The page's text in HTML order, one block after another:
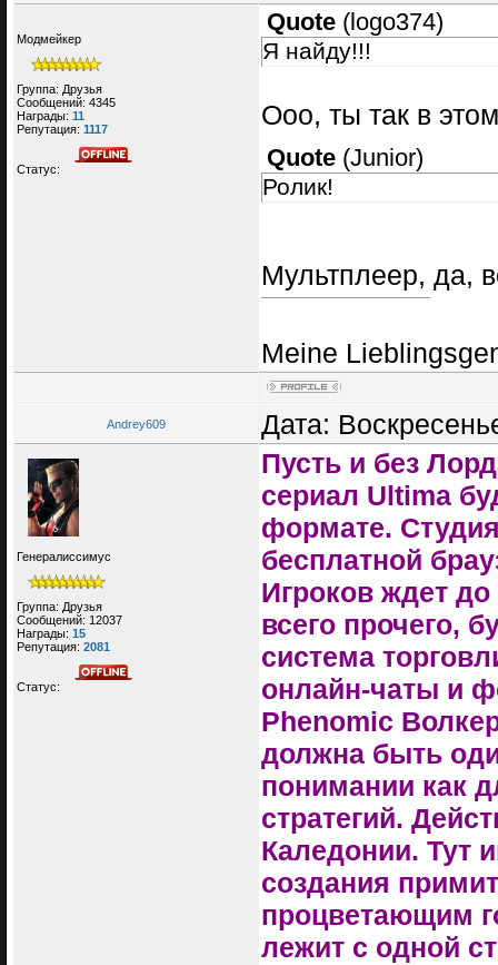
Модмейкер
Группа: Друзья
Сообщений: 4345
Награды: 11
Репутация: 1117
Статус:
Quote ( logo374)
Я найду!!!
Ооо, ты так в
Quote (Junior)
Ролик!
Мультплеер, да,
Meine
Andrey609 Дата:
Генералиссимус
Группа: Друзья
Сообщений: 12037
Награды: 15
Репутация: 2081
Статус:
Пусть и без
сериал Ultima
формате.
бесплатной
Игроков ждет
всего прочего,
система
онлайн-чаты и
Phenomic
должна быть
понимании как
стратегий.
Каледонии. Тут
создания
процветающим
лежит с одной